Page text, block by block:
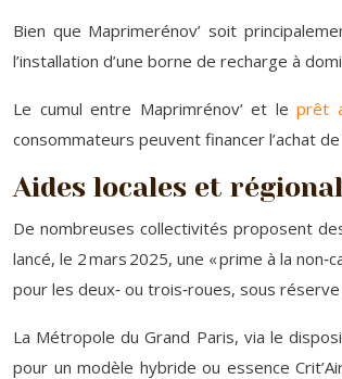
Bien que Maprimerénov’ soit
l’installation d’une borne de recharge à
Le cumul entre Maprimrénov’ et leprêt
consommateurs peuvent financer l’achat
Aides locales et
De nombreuses collectivités proposent
lancé, le 2 mars 2025, une « prime à la
pour les deux‑ ou trois‑roues, sous
La Métropole du Grand Paris, via le
pour un modèle hybride ou essence